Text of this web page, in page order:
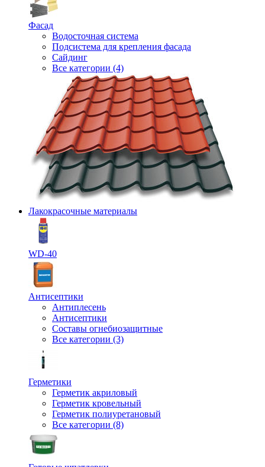
Фасад
Водосточная система
Подсистема для крепления фасада
Сайдинг
Все категории (4)
Лакокрасочные материалы
WD-40
Антисептики
Антиплесень
Антисептики
Составы огнебиозащитные
Все категории (3)
Герметики
Герметик акриловый
Герметик кровельный
Герметик полиуретановый
Все категории (8)